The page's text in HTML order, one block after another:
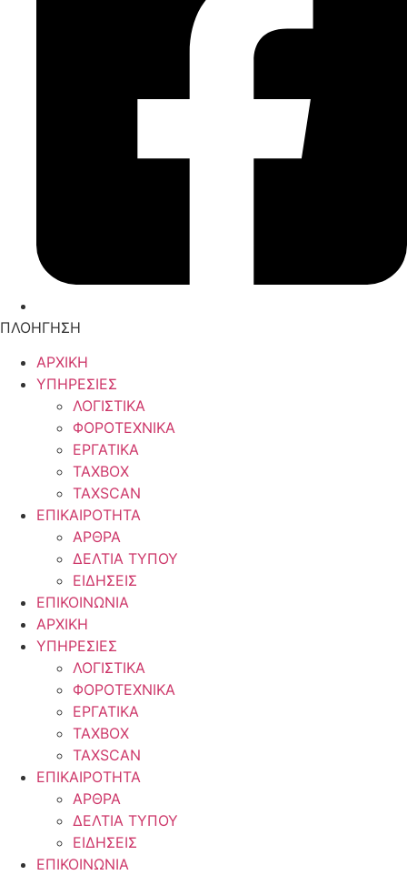
ΠΛΟΗΓΗΣΗ
ΑΡΧΙΚΗ
ΥΠΗΡΕΣΙΕΣ
ΛΟΓΙΣΤΙΚΑ
ΦΟΡΟΤΕΧΝΙΚΑ
ΕΡΓΑΤΙΚΑ
TAXBOX
TAXSCAN
ΕΠΙΚΑΙΡΟΤΗΤΑ
ΑΡΘΡΑ
ΔΕΛΤΙΑ ΤΥΠΟΥ
ΕΙΔΗΣΕΙΣ
ΕΠΙΚΟΙΝΩΝΙΑ
ΑΡΧΙΚΗ
ΥΠΗΡΕΣΙΕΣ
ΛΟΓΙΣΤΙΚΑ
ΦΟΡΟΤΕΧΝΙΚΑ
ΕΡΓΑΤΙΚΑ
TAXBOX
TAXSCAN
ΕΠΙΚΑΙΡΟΤΗΤΑ
ΑΡΘΡΑ
ΔΕΛΤΙΑ ΤΥΠΟΥ
ΕΙΔΗΣΕΙΣ
ΕΠΙΚΟΙΝΩΝΙΑ